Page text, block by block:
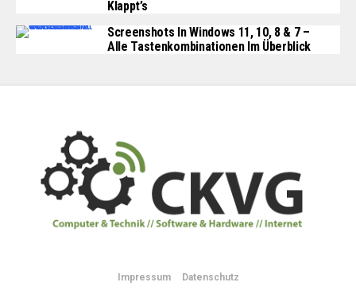
Klappt’s
Screenshots In Windows 11, 10, 8 & 7 –
Alle Tastenkombinationen Im Überblick
Impressum Datenschutz